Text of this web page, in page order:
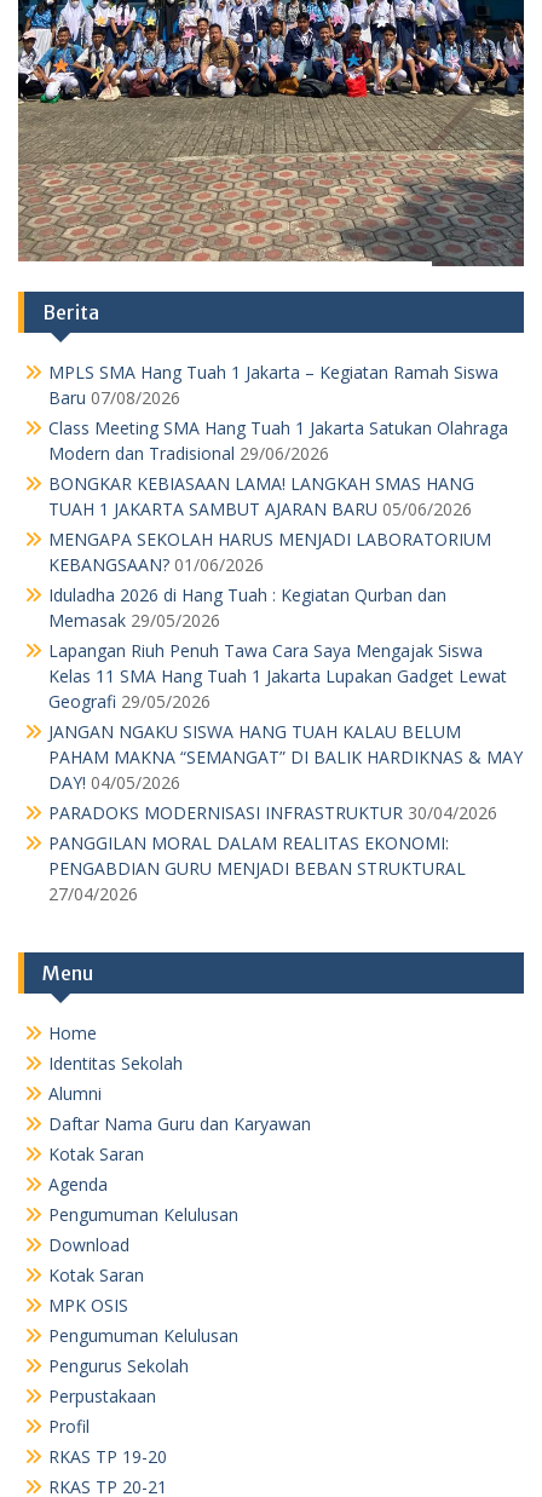
Baru 07/08/2026
Class Meeting SMA Hang Tuah 1 Jakarta Satukan Olahraga
Modern dan Tradisional 29/06/2026
BONGKAR KEBIASAAN LAMA! LANGKAH SMAS HANG
TUAH 1 JAKARTA SAMBUT AJARAN BARU 05/06/2026
MENGAPA SEKOLAH HARUS MENJADI LABORATORIUM
KEBANGSAAN? 01/06/2026
Iduladha 2026 di Hang Tuah : Kegiatan Qurban dan
Memasak 29/05/2026
Kelas 11 SMA Hang Tuah 1 Jakarta Lupakan Gadget Lewat
Geografi 29/05/2026
JANGAN NGAKU SISWA HANG TUAH KALAU BELUM
PAHAM MAKNA “SEMANGAT” DI BALIK HARDIKNAS & MAY
DAY! 04/05/2026
PARADOKS MODERNISASI INFRASTRUKTUR 30/04/2026
PENGABDIAN GURU MENJADI BEBAN STRUKTURAL
27/04/2026
Menu
Home
Identitas Sekolah
Alumni
Daftar Nama Guru dan Karyawan
Kotak Saran
Agenda
Pengumuman Kelulusan
Download
Kotak Saran
Pengumuman Kelulusan
Pengurus Sekolah
Perpustakaan
Profil
RKAS TP 19-20
RKAS TP 20-21
RKAS TP 2017-2018
Sejarah Singkat
Sekapur Sirih
SKEP Kelulusan
SKEP Kelulusan Siswa Tahun 2019
TU
Visi dan Misi
TU
TU
RKAS TP. 23-24